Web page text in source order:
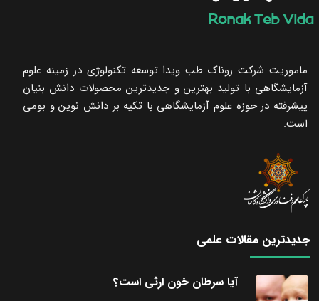
ماموریت شرکت روناک طب ویدا توسعه تکنولوژی در زمینه علوم
آزمایشگاهی با تولید بهترین و جدیدترین محصولات دانش بنیان
پیشرفته در حوزه علوم آزمایشگاهی با تکیه ‌بر دانش نوین و بومی
است.
جدیدترین مقالات علمی
آیا سرطان خون ارثی است؟